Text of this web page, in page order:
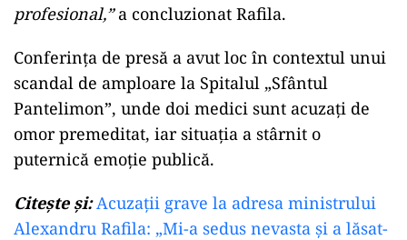
profesional,”a concluzionat Rafila.
Conferința de presă a avut loc în contextul unui
scandal de amploare la Spitalul „Sfântul
Pantelimon”, unde doi medici sunt acuzați de
omor premeditat, iar situația a stârnit o
puternică emoție publică.
Citește și: Acuzații grave la adresa ministrului
Alexandru Rafila: „Mi-a sedus nevasta și a lăsat-